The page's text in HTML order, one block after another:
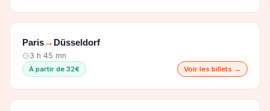
Paris→ Düsseldorf
3 h 45 mn
À partir de 32€ Voir les billets →